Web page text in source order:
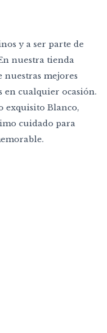
y a ser parte de
nuestra tienda
nuestras mejores
en cualquier ocasión.
exquisito Blanco,
cuidado para